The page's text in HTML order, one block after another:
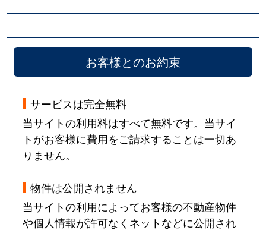
東が丘
6,700万円 都立大学
徒歩
東山
1,500万円 池尻大橋
徒歩3
東山
9,700万円
東山
3,000万円 池尻大橋
徒歩4
東山
東山
7,200万円
東山
6,800万円 中目黒
徒歩8
お客様とのお約束
サービスは完全無料
当サイトの利用料はすべて無料です。当サイ
トがお客様に費用をご請求することは一切あ
りません。
物件は公開されません
当サイトの利用によってお客様の不動産物件
や個人情報が許可なくネットなどに公開され